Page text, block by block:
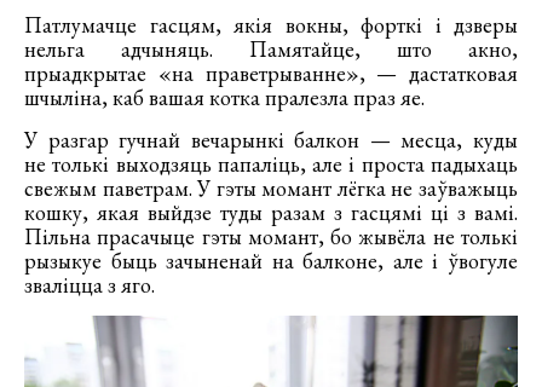
Патлумачце гасцям, якія вокны, форткі і дзверы
нельга адчыняць. Памятайце, што акно,
прыадкрытае «на праветрыванне», — дастатковая
шчыліна, каб вашая котка пралезла праз яе.
У разгар гучнай вечарынкі балкон — месца, куды
не толькі выходзяць папаліць, але і проста падыхаць
свежым паветрам. У гэты момант лёгка не заўважыць
кошку, якая выйдзе туды разам з гасцямі ці з вамі.
Пільна прасачыце гэты момант, бо жывёла не толькі
рызыкуе быць зачыненай на балконе, але і ўвогуле
зваліцца з яго.